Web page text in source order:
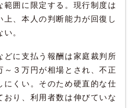
範囲に限定する。現行制度は
上、本人の判断能力が回復し
。
に支払う報酬は家庭裁判所
～３万円が相場とされ、不正
にくい。そのため硬直的な仕
おり、利用者数は伸びていな